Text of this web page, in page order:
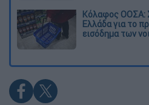
Κόλαφος ΟΟΣΑ:
Ελλάδα για το
εισόδημα των